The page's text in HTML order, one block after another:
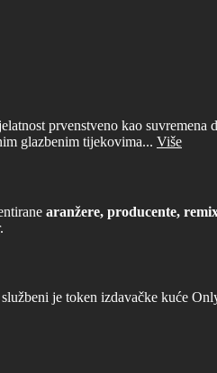
prvenstveno kao
glazbenim tijekovima... Više
aranžere, producente,
.
je token izdavačke kuće